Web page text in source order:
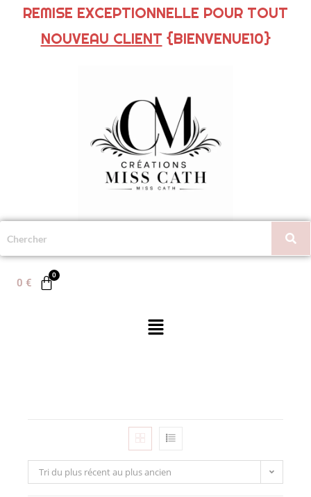
REMISE EXCEPTIONNELLE POUR TOUT
NOUVEAU CLIENT {BIENVENUE10}
0 €
Tri du plus récent au plus ancien